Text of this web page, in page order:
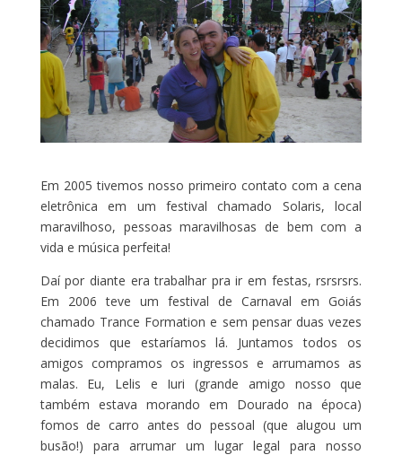
Em 2005 tivemos nosso primeiro contato com a cena
eletrônica em um festival chamado Solaris, local
maravilhoso, pessoas maravilhosas de bem com a
vida e música perfeita!
Daí por diante era trabalhar pra ir em festas, rsrsrsrs.
Em 2006 teve um festival de Carnaval em Goiás
chamado Trance Formation e sem pensar duas vezes
decidimos que estaríamos lá. Juntamos todos os
amigos compramos os ingressos e arrumamos as
malas. Eu, Lelis e Iuri (grande amigo nosso que
também estava morando em Dourado na época)
fomos de carro antes do pessoal (que alugou um
busão!) para arrumar um lugar legal para nosso